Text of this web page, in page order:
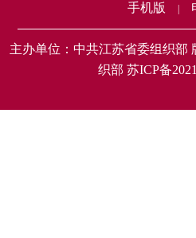
手机版
主办单位：中共江苏省委组织部
织部 苏ICP备